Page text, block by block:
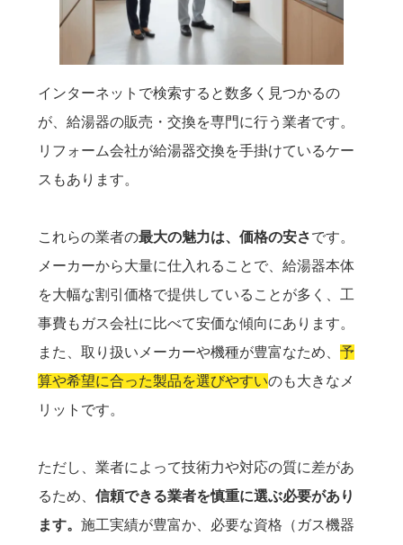
インターネットで検索すると数多く見つかるの
が、給湯器の販売・交換を専門に行う業者です。
リフォーム会社が給湯器交換を手掛けているケー
スもあります。
これらの業者の最大の魅力は、価格の安さです。
メーカーから大量に仕入れることで、給湯器本体
を大幅な割引価格で提供していることが多く、工
事費もガス会社に比べて安価な傾向にあります。
また、取り扱いメーカーや機種が豊富なため、 予
算や希望に合った製品を選びやすいのも大きなメ
リットです。
ただし、業者によって技術力や対応の質に差があ
るため、 信頼できる業者を慎重に選ぶ必要があり
ます。 施工実績が豊富か、必要な資格（ガス機器